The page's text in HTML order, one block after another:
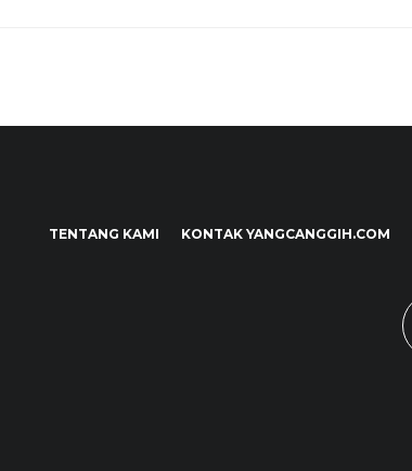
TENTANG KAMI KONTAK YANGCANGGIH.COM